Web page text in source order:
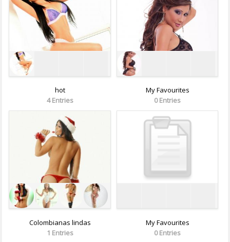
hot
4 Entries
My Favourites
0 Entries
Colombianas lindas
1 Entries
My Favourites
0 Entries